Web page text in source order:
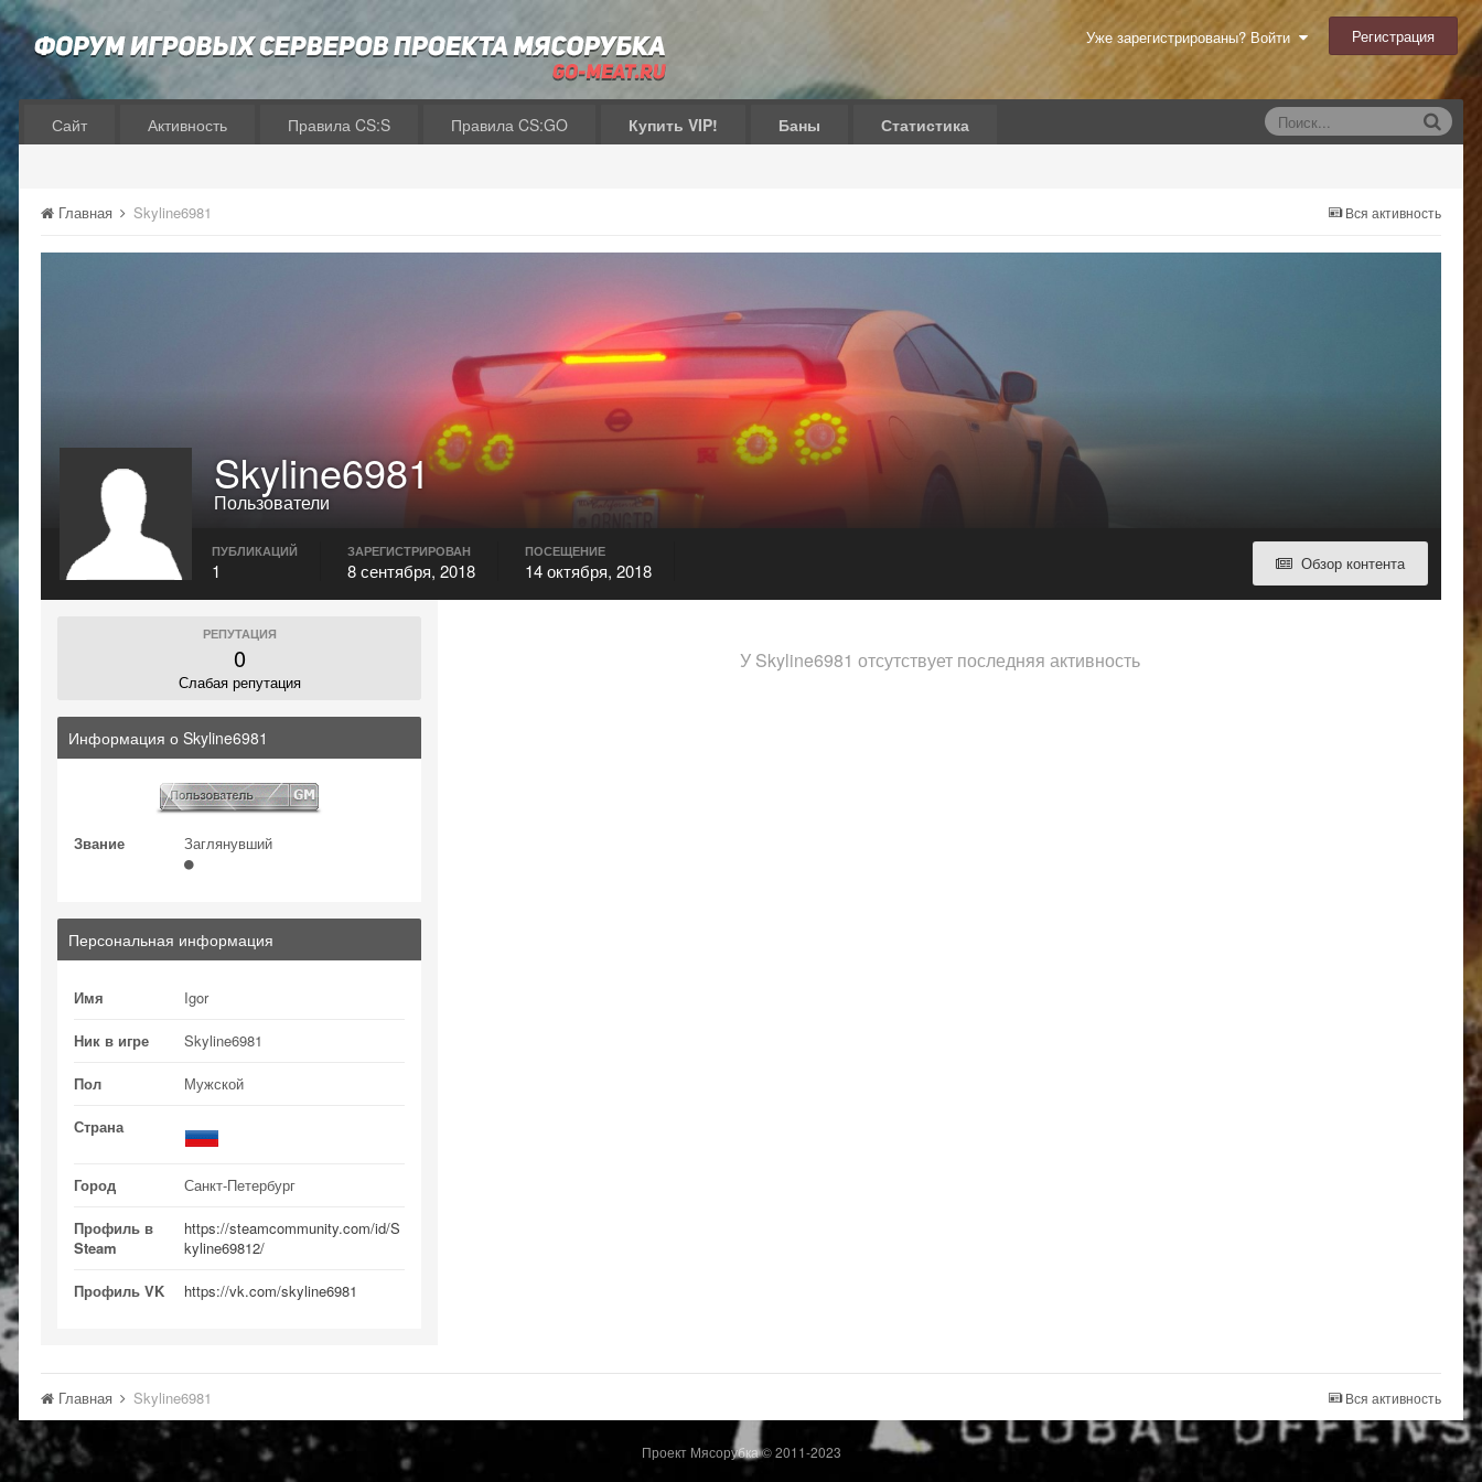
Уже зарегистрированы? Войти Регистрация
Сайт Активность Правила CS:S Правила CS:GO Купить VIP! Баны Статистика
Вся активность
Главная Skyline6981
Skyline6981
Пользователи
Обзор контента
ПУБЛИКАЦИЙ
1
ЗАРЕГИСТРИРОВАН
8 сентября, 2018
ПОСЕЩЕНИЕ
14 октября, 2018
РЕПУТАЦИЯ
0
Слабая репутация
Информация о Skyline6981
Звание Заглянувший
Персональная информация
Имя Igor
Ник в игре Skyline6981
Пол Мужской
Страна
Город Санкт-Петербург
Профиль в
Steam
https://steamcommunity.com/id/S
kyline69812/
Профиль VK https://vk.com/skyline6981
У Skyline6981 отсутствует последняя активность
Вся активность
Главная Skyline6981
Проект Мясорубка © 2011-2023